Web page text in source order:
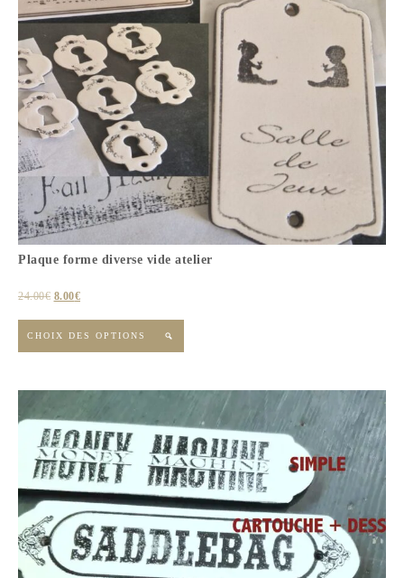
Plaque forme diverse vide atelier
24.00€ 8.00€
CHOIX DES OPTIONS 